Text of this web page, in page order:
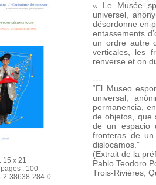
15 x 21
: 100
2-38638-284-0
« Le Musée
universel,
désordonne en
entassements
un ordre autre
verticales, les
renverse et on
---
“El Museo
universal,
permanencia,
de objetos, que
de un espacio
fronteras de un
dislocamos.”
Pablo Teodoro
Trois-Rivières,